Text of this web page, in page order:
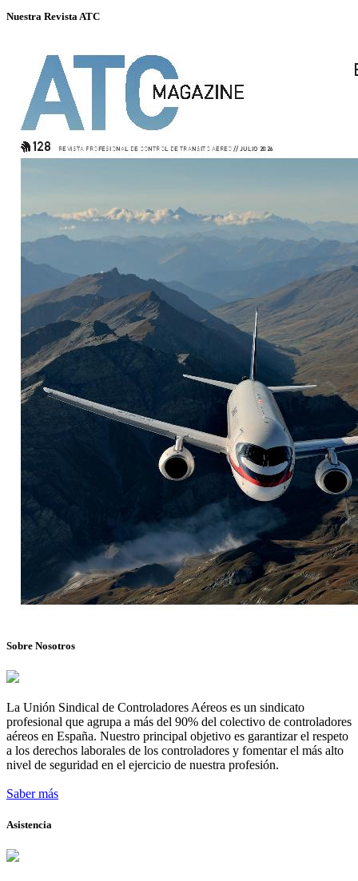
Nuestra Revista ATC
Sobre Nosotros
La Unión Sindical de Controladores Aéreos es un sindicato
profesional que agrupa a más del 90% del colectivo de controladores
aéreos en España. Nuestro principal objetivo es garantizar el respeto
a los derechos laborales de los controladores y fomentar el más alto
nivel de seguridad en el ejercicio de nuestra profesión.
Saber más
Asistencia